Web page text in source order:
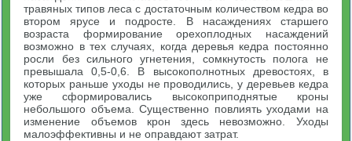
травяных типов леса с достаточным количеством кедра во
втором ярусе и подросте. В насаждениях старшего
возраста формирование орехоплодных насаждений
возможно в тех случаях, когда деревья кедра постоянно
росли без сильного угнетения, сомкнутость полога не
превышала 0,5-0,6. В высокополнотных древостоях, в
которых раньше уходы не проводились, у деревьев кедра
уже сформировались высокоприподнятые кроны
небольшого объема. Существенно повлиять уходами на
изменение объемов крон здесь невозможно. Уходы
малоэффективны и не оправдают затрат.